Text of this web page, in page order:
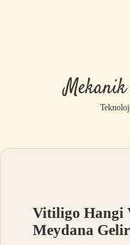
Vitiligo Hangi
Meydana Gelir